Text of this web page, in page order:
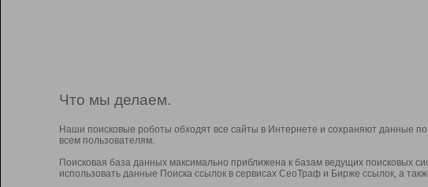
Что мы делаем.
Наши поисковые роботы обходят все сайты в Интернете и сохраняют данные
всем пользователям.
Поисковая база данных максимально приближена к базам ведущих поисковых
использовать данные Поиска ссылок в сервисах СеоТраф и Бирже ссылок, а